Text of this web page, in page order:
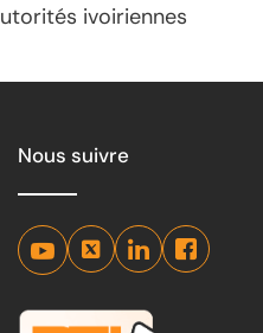
ivoiriennes
Nous suivre